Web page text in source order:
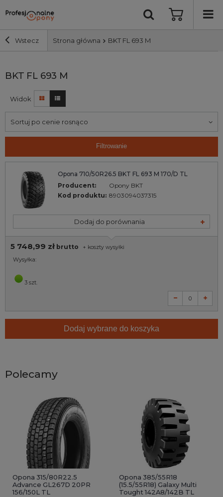
Wstecz Strona główna BKT FL 693 M
Szerokość i profil
Średnica
Producent
Nośność
BKT FL 693 M
Widok
Sortuj po cenie rosnąco
Filtrowanie
Opona 710/50R26.5 BKT FL 693 M 170/D TL
Producent:
Opony BKT
Kod produktu: 8903094037315
Dodaj do porównania
5 748,99 zł brutto + koszty wysyłki
Wysyłka:
3 szt.
Dodaj wybrane do koszyka
Polecamy
Opona 315/80R22.5
Advance GL267D 20PR
156/150L TL
Opona 385/55R18
(15.5/55R18) Galaxy Multi
Tought 142A8/142B TL